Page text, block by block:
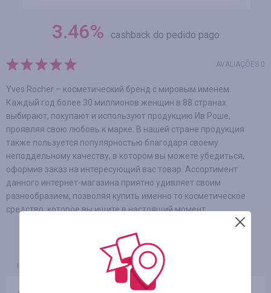
3.46% cashback do pedido pago
AVALIAÇÕES 0
Yves Rocher – косметический бренд с мировым именем.
Каждый год более 30 миллионов женщин в 88 странах
выбирают, покупают и используют продукцию Ив Роше,
проявляя свою любовь к марке. В нашей стране продукция
также пользуется популярностью благодаря своему
неподдельному качеству, в котором вы можете убедиться,
оформив заказ на интересующий вас товар. Ассортимент
данного интернет-магазина приятно удивляет своим
разнообразием, позволяя купить именно то косметическое
средство, которое вы ищите в настоящий момент.
GARANTIA CUPONS